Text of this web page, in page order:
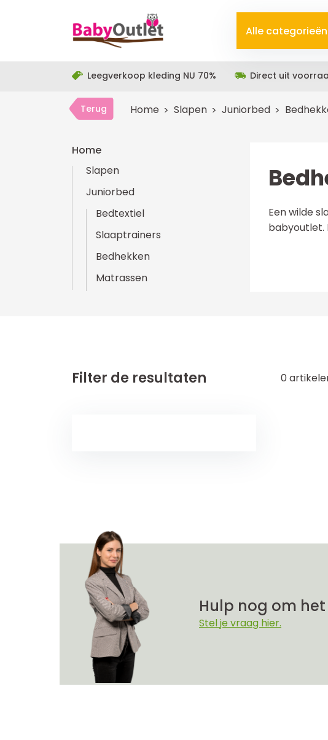
Alle categorieën
Leegverkoop kleding NU 70% Direct uit
Terug Home Slapen Juniorbed
Home
Slapen
Juniorbed
Bedtextiel
Slaaptrainers
Bedhekken
Matrassen
Een wilde
babyoutlet.
Filter de resultaten 0
Hulp nog om
Stel je vraag hier.